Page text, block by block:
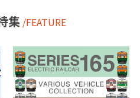
集 /FEATURE